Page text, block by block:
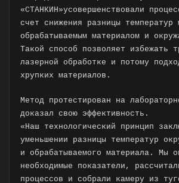
«СТАНКИН»усовершенствовали
счет снижения разницы температур
обрабатываемым материалом и
Такой способ позволяет избежать
лазерной обработке и потому
хрупких материалов.
Метод протестирован на
доказал свою эффективность.
«Наш технологический принцип
уменьшении разницы температур
и обрабатываемого материала. Мы
необходимые показатели,
процессов и собрали камеру из